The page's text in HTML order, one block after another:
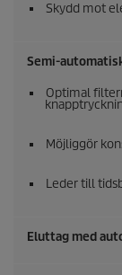
Skydd mot
Semi-
Optimal
Möjliggör
Leder till
Eluttag med